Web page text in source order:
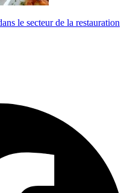
le secteur de la restauration